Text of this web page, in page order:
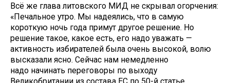
Всё же глава литовского МИД не скрывал огорчения:
«Печальное утро. Мы надеялись, что в самую
короткую ночь года примут другое решение. Но
решение такое, какое есть, его надо уважать —
активность избирателей была очень высокой, волю
высказали ясно. Сейчас нам немедленно
надо начинать переговоры по выходу